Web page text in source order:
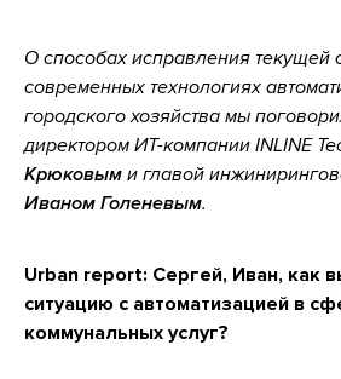
О способах исправления текущей
современных технологиях
городского хозяйства мы
директором ИТ-компании INLINE
Крюковым и главой
Иваном Голеневым.
Urban report: Сергей, Иван, как
ситуацию с автоматизацией в
коммунальных услуг?